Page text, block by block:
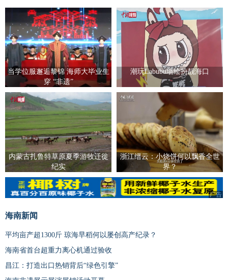
当学位服邂逅黎锦 海师大毕业生
穿 “非遗”
潮玩Labubu墙绘扮靓海口
内蒙古扎鲁特草原夏季游牧迁徙
纪实
浙江缙云：小烧饼何以飘香全世
界？
广告
海南新闻
平均亩产超1300斤 琼海早稻何以屡创高产纪录？
海南省首台超重力离心机通过验收
昌江：打造出口热销背后“绿色引擎”